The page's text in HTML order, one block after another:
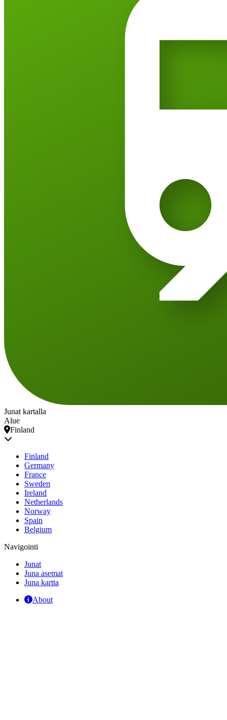
Junat kartalla
Alue
Finland
Finland
Germany
France
Sweden
Ireland
Netherlands
Norway
Spain
Belgium
Navigointi
Junat
Juna asemat
Juna kartta
About